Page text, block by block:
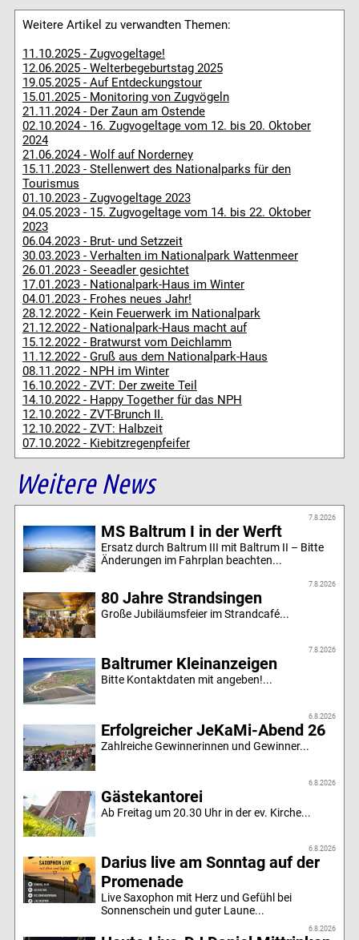
Weitere Artikel zu verwandten Themen:
11.10.2025 - Zugvogeltage!
12.06.2025 - Welterbegeburtstag 2025
19.05.2025 - Auf Entdeckungstour
15.01.2025 - Monitoring von Zugvögeln
21.11.2024 - Der Zaun am Ostende
02.10.2024 - 16. Zugvogeltage vom 12. bis 20. Oktober
2024
21.06.2024 - Wolf auf Norderney
15.11.2023 - Stellenwert des Nationalparks für den
Tourismus
01.10.2023 - Zugvogeltage 2023
04.05.2023 - 15. Zugvogeltage vom 14. bis 22. Oktober
2023
06.04.2023 - Brut- und Setzzeit
30.03.2023 - Verhalten im Nationalpark Wattenmeer
26.01.2023 - Seeadler gesichtet
17.01.2023 - Nationalpark-Haus im Winter
04.01.2023 - Frohes neues Jahr!
28.12.2022 - Kein Feuerwerk im Nationalpark
21.12.2022 - Nationalpark-Haus macht auf
15.12.2022 - Bratwurst vom Deichlamm
11.12.2022 - Gruß aus dem Nationalpark-Haus
08.11.2022 - NPH im Winter
16.10.2022 - ZVT: Der zweite Teil
14.10.2022 - Happy Together für das NPH
12.10.2022 - ZVT-Brunch II.
12.10.2022 - ZVT: Halbzeit
07.10.2022 - Kiebitzregenpfeifer
Weitere News
7.8.2026
MS Baltrum I in der Werft
Ersatz durch Baltrum III mit Baltrum II – Bitte
Änderungen im Fahrplan beachten...
7.8.2026
80 Jahre Strandsingen
Große Jubiläumsfeier im Strandcafé...
7.8.2026
Baltrumer Kleinanzeigen
Bitte Kontaktdaten mit angeben!...
6.8.2026
Erfolgreicher JeKaMi-Abend 26
Zahlreiche Gewinnerinnen und Gewinner...
6.8.2026
Gästekantorei
Ab Freitag um 20.30 Uhr in der ev. Kirche...
6.8.2026
Darius live am Sonntag auf der
Promenade
Live Saxophon mit Herz und Gefühl bei
Sonnenschein und guter Laune...
6.8.2026